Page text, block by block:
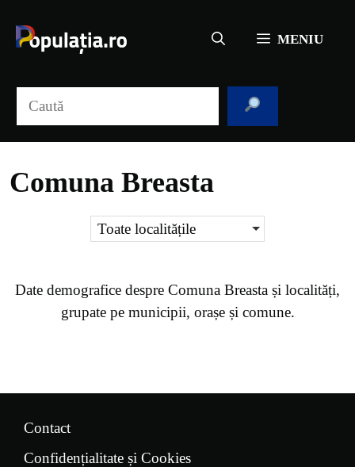
conținut
MENIU
Comuna Breasta
Toate localitățile
Date demografice despre Comuna Breasta și localități,
grupate pe municipii, orașe și comune.
Contact
Confidențialitate și Cookies